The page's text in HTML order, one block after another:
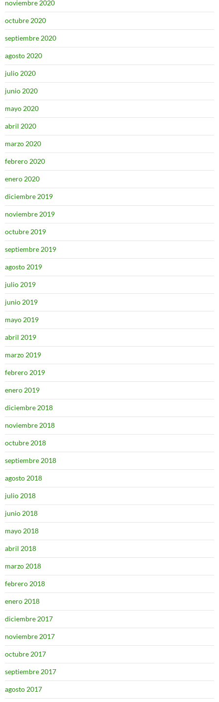
noviembre 2020
octubre 2020
septiembre 2020
agosto 2020
julio 2020
junio 2020
mayo 2020
abril 2020
marzo 2020
febrero 2020
enero 2020
diciembre 2019
noviembre 2019
octubre 2019
septiembre 2019
agosto 2019
julio 2019
junio 2019
mayo 2019
abril 2019
marzo 2019
febrero 2019
enero 2019
diciembre 2018
noviembre 2018
octubre 2018
septiembre 2018
agosto 2018
julio 2018
junio 2018
mayo 2018
abril 2018
marzo 2018
febrero 2018
enero 2018
diciembre 2017
noviembre 2017
octubre 2017
septiembre 2017
agosto 2017